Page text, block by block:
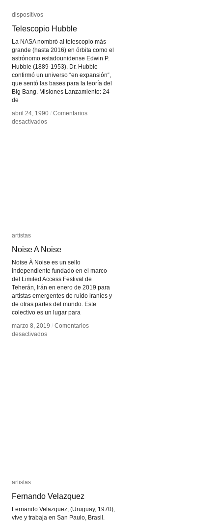
dispositivos
Telescopio Hubble
La NASA nombró al telescopio más
grande (hasta 2016) en órbita como el
astrónomo estadounidense Edwin P.
Hubble (1889-1953). Dr. Hubble
confirmó un universo “en expansión“,
que sentó las bases para la teoría del
Big Bang. Misiones Lanzamiento: 24
de
abril 24, 1990 / Comentarios
desactivadosen
dispositivos
Telescopio Hubble
abril 24, 1990 / Comentarios
desactivadosen
artistas
Noise A Noise
Noise À Noise es un sello
independiente fundado en el marco
del Limited Access Festival de
Teherán, Irán en enero de 2019 para
artistas emergentes de ruido iranies y
de otras partes del mundo. Este
colectivo es un lugar para
marzo 8, 2019 / Comentarios
desactivadosen
artistas
Noise A Noise
marzo 8, 2019 / Comentarios
desactivadosen
artistas
Fernando Velazquez
Fernando Velazquez, (Uruguay, 1970),
vive y trabaja en San Paulo, Brasil.
artistas
Fernando Velazquez